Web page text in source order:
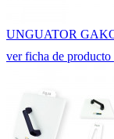
UNGUATOR
ver ficha de producto